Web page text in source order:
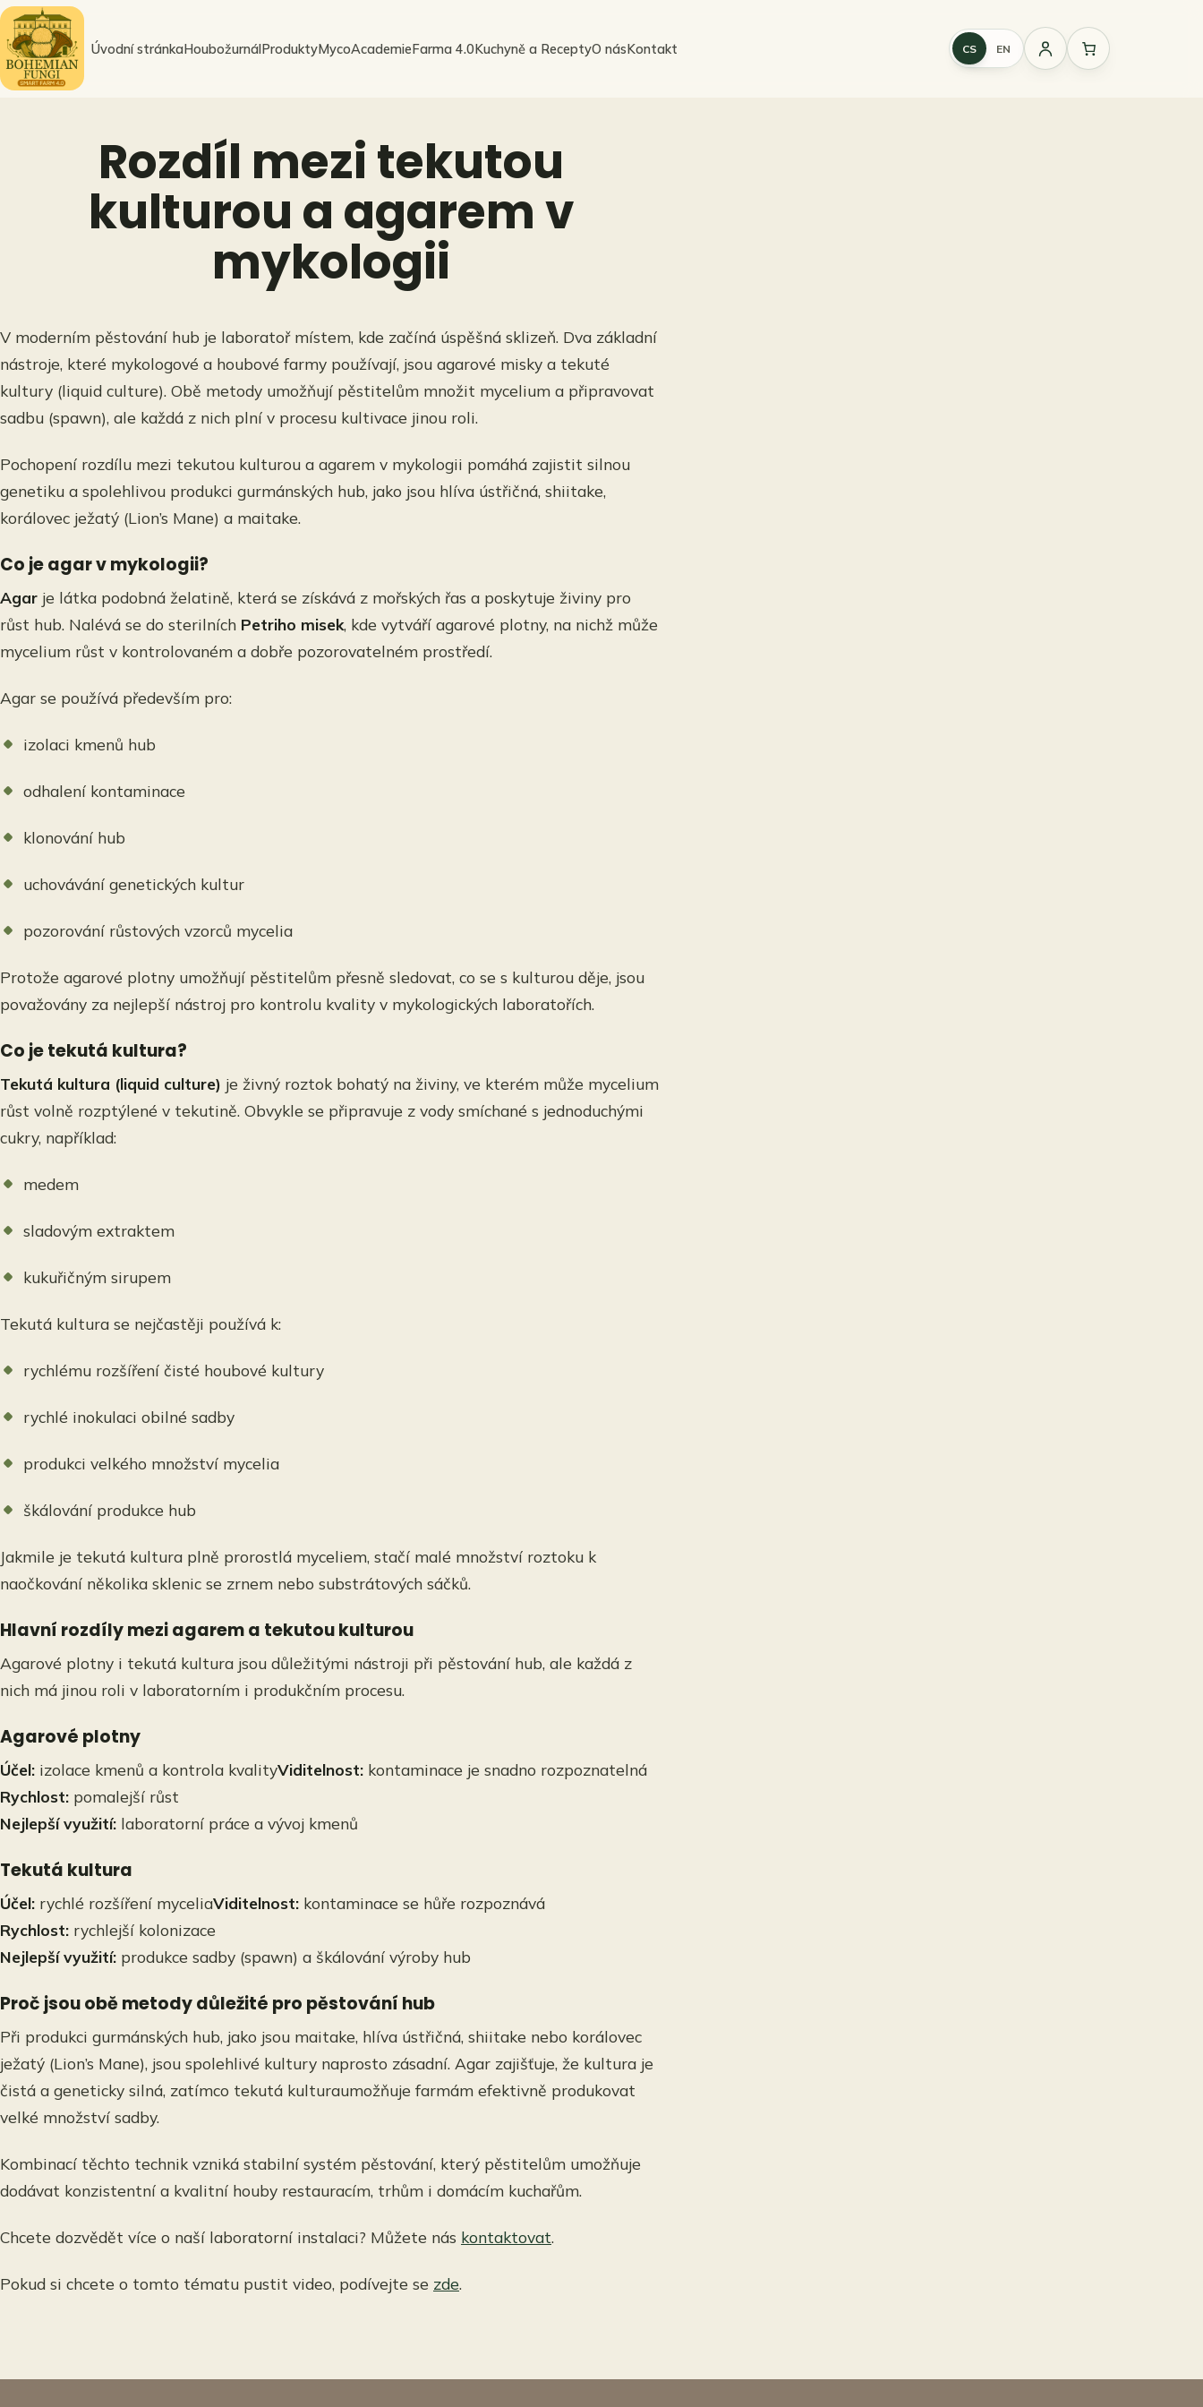
Přeskočit
na
obsah
Úvodní stránkaHoubožurnálProduktyMycoAcademieFarma 4.0Kuchyně a ReceptyO násKontakt CS EN
Přihlášení
Rozdíl mezi tekutou
kulturou a agarem v
mykologii
V moderním pěstování hub je laboratoř místem, kde začíná úspěšná sklizeň. Dva základní
nástroje, které mykologové a houbové farmy používají, jsou agarové misky a tekuté
kultury (liquid culture). Obě metody umožňují pěstitelům množit mycelium a připravovat
sadbu (spawn), ale každá z nich plní v procesu kultivace jinou roli.
Pochopení rozdílu mezi tekutou kulturou a agarem v mykologii pomáhá zajistit silnou
genetiku a spolehlivou produkci gurmánských hub, jako jsou hlíva ústřičná, shiitake,
korálovec ježatý (Lion’s Mane) a maitake.
Co je agar v mykologii?
Agar je látka podobná želatině, která se získává z mořských řas a poskytuje živiny pro
růst hub. Nalévá se do sterilních Petriho misek, kde vytváří agarové plotny, na nichž může
mycelium růst v kontrolovaném a dobře pozorovatelném prostředí.
Agar se používá především pro:
izolaci kmenů hub
odhalení kontaminace
klonování hub
uchovávání genetických kultur
pozorování růstových vzorců mycelia
Protože agarové plotny umožňují pěstitelům přesně sledovat, co se s kulturou děje, jsou
považovány za nejlepší nástroj pro kontrolu kvality v mykologických laboratořích.
Co je tekutá kultura?
Tekutá kultura (liquid culture) je živný roztok bohatý na živiny, ve kterém může mycelium
růst volně rozptýlené v tekutině. Obvykle se připravuje z vody smíchané s jednoduchými
cukry, například:
medem
sladovým extraktem
kukuřičným sirupem
Tekutá kultura se nejčastěji používá k:
rychlému rozšíření čisté houbové kultury
rychlé inokulaci obilné sadby
produkci velkého množství mycelia
škálování produkce hub
Jakmile je tekutá kultura plně prorostlá myceliem, stačí malé množství roztoku k
naočkování několika sklenic se zrnem nebo substrátových sáčků.
Hlavní rozdíly mezi agarem a tekutou kulturou
Agarové plotny i tekutá kultura jsou důležitými nástroji při pěstování hub, ale každá z
nich má jinou roli v laboratorním i produkčním procesu.
Agarové plotny
Účel: izolace kmenů a kontrola kvalityViditelnost: kontaminace je snadno rozpoznatelná
Rychlost: pomalejší růst
Nejlepší využití: laboratorní práce a vývoj kmenů
Tekutá kultura
Účel: rychlé rozšíření myceliaViditelnost: kontaminace se hůře rozpoznává
Rychlost: rychlejší kolonizace
Nejlepší využití: produkce sadby (spawn) a škálování výroby hub
Proč jsou obě metody důležité pro pěstování hub
Při produkci gurmánských hub, jako jsou maitake, hlíva ústřičná, shiitake nebo korálovec
ježatý (Lion’s Mane), jsou spolehlivé kultury naprosto zásadní. Agar zajišťuje, že kultura je
čistá a geneticky silná, zatímco tekutá kulturaumožňuje farmám efektivně produkovat
velké množství sadby.
Kombinací těchto technik vzniká stabilní systém pěstování, který pěstitelům umožňuje
dodávat konzistentní a kvalitní houby restauracím, trhům i domácím kuchařům.
Chcete dozvědět více o naší laboratorní instalaci? Můžete nás kontaktovat.
Pokud si chcete o tomto tématu pustit video, podívejte se zde.